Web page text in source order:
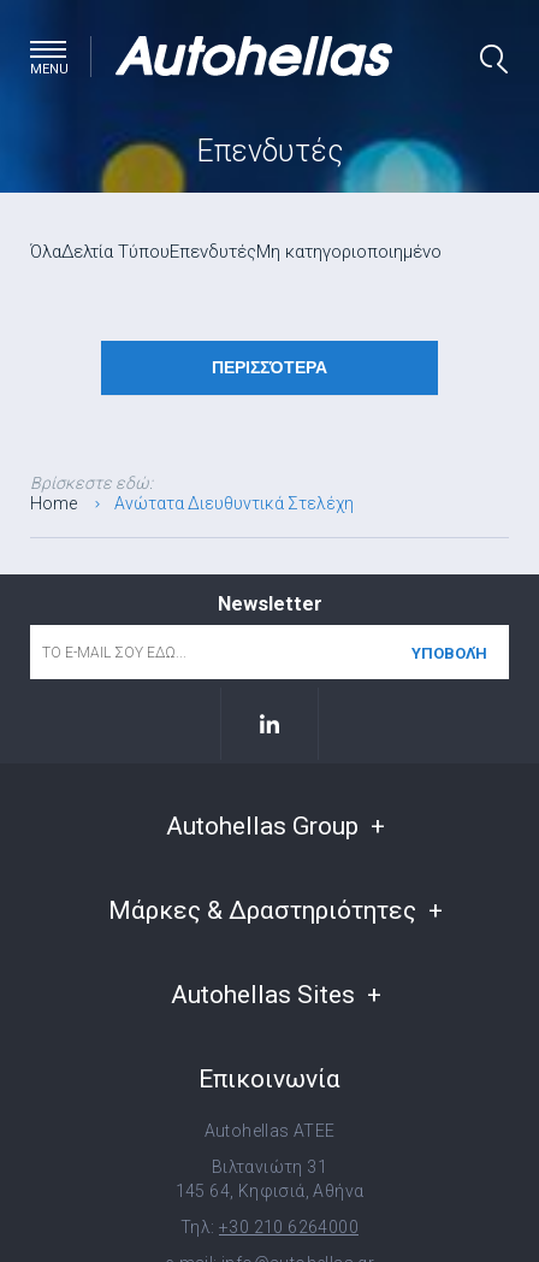
MENU
Επενδυτές
ΌλαΔελτία ΤύπουΕπενδυτέςΜη κατηγοριοποιημένο
ΠΕΡΙΣΣΌΤΕΡΑ
Βρίσκεστε εδώ:
Home
Ανώτατα Διευθυντικά Στελέχη
Newsletter
Autohellas Group
Μάρκες & Δραστηριότητες
Autohellas Sites
Επικοινωνία
Autohellas ATEE
Βιλτανιώτη 31
145 64, Κηφισιά, Αθήνα
Τηλ: +30 210 6264000